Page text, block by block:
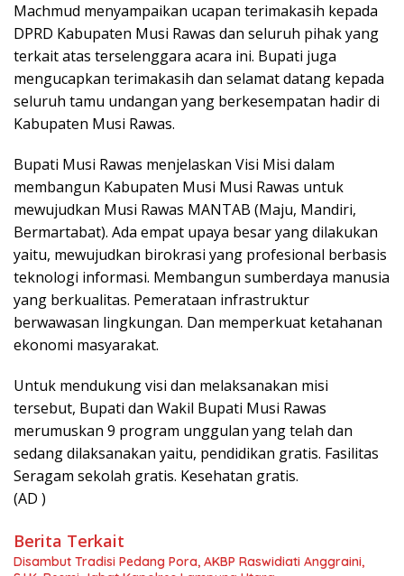
Machmud menyampaikan ucapan terimakasih kepada
DPRD Kabupaten Musi Rawas dan seluruh pihak yang
terkait atas terselenggara acara ini. Bupati juga
mengucapkan terimakasih dan selamat datang kepada
seluruh tamu undangan yang berkesempatan hadir di
Kabupaten Musi Rawas.
Bupati Musi Rawas menjelaskan Visi Misi dalam
membangun Kabupaten Musi Musi Rawas untuk
mewujudkan Musi Rawas MANTAB (Maju, Mandiri,
Bermartabat). Ada empat upaya besar yang dilakukan
yaitu, mewujudkan birokrasi yang profesional berbasis
teknologi informasi. Membangun sumberdaya manusia
yang berkualitas. Pemerataan infrastruktur
berwawasan lingkungan. Dan memperkuat ketahanan
ekonomi masyarakat.
Untuk mendukung visi dan melaksanakan misi
tersebut, Bupati dan Wakil Bupati Musi Rawas
merumuskan 9 program unggulan yang telah dan
sedang dilaksanakan yaitu, pendidikan gratis. Fasilitas
Seragam sekolah gratis. Kesehatan gratis.
(AD )
Berita Terkait
Disambut Tradisi Pedang Pora, AKBP Raswidiati Anggraini,